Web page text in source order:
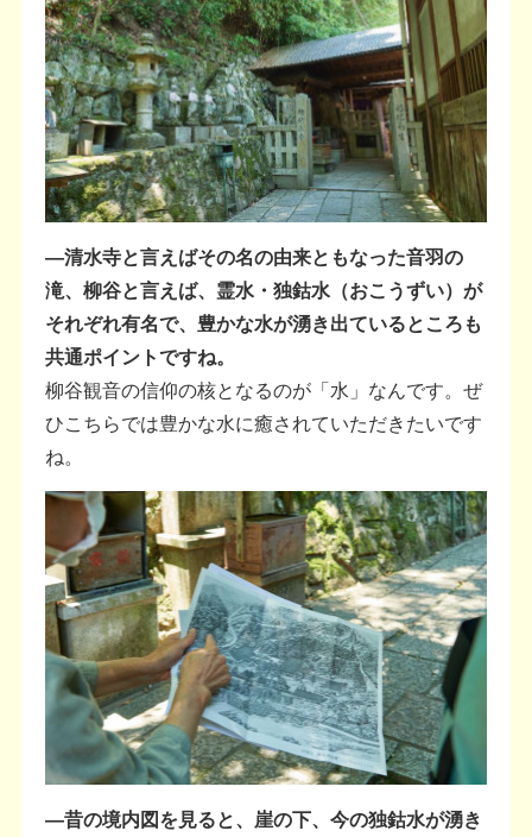
―清水寺と言えばその名の由来ともなった音羽の
滝、柳谷と言えば、霊水・独鈷水（おこうずい）が
それぞれ有名で、豊かな水が湧き出ているところも
共通ポイントですね。
柳谷観音の信仰の核となるのが「水」なんです。ぜ
ひこちらでは豊かな水に癒されていただきたいです
ね。
―昔の境内図を見ると、崖の下、今の独鈷水が湧き